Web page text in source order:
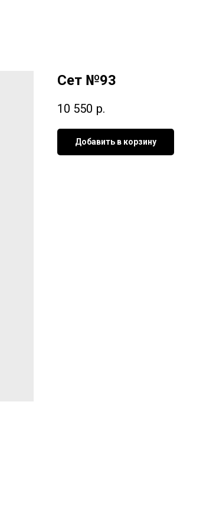
Сет №93
10 550 р.
Добавить в корзину